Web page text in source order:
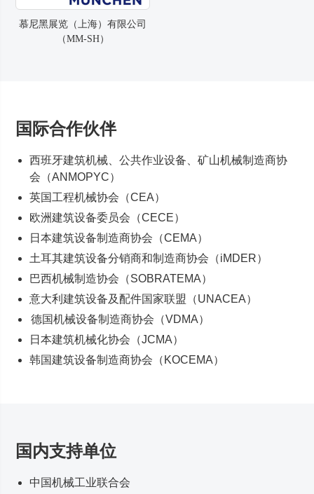
慕尼黑展览（上海）有限公司
（MM-SH）
国际合作伙伴
西班牙建筑机械、公共作业设备、矿山机械制造商协
会（ANMOPYC）
英国工程机械协会（CEA）
欧洲建筑设备委员会（CECE）
日本建筑设备制造商协会（CEMA）
土耳其建筑设备分销商和制造商协会（iMDER）
巴西机械制造协会（SOBRATEMA）
意大利建筑设备及配件国家联盟（UNACEA）
德国机械设备制造商协会（VDMA）
日本建筑机械化协会（JCMA）
韩国建筑设备制造商协会（KOCEMA）
国内支持单位
中国机械工业联合会